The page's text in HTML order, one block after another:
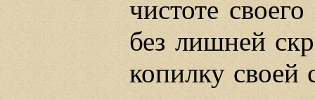
чистоте
без лишней
копилку